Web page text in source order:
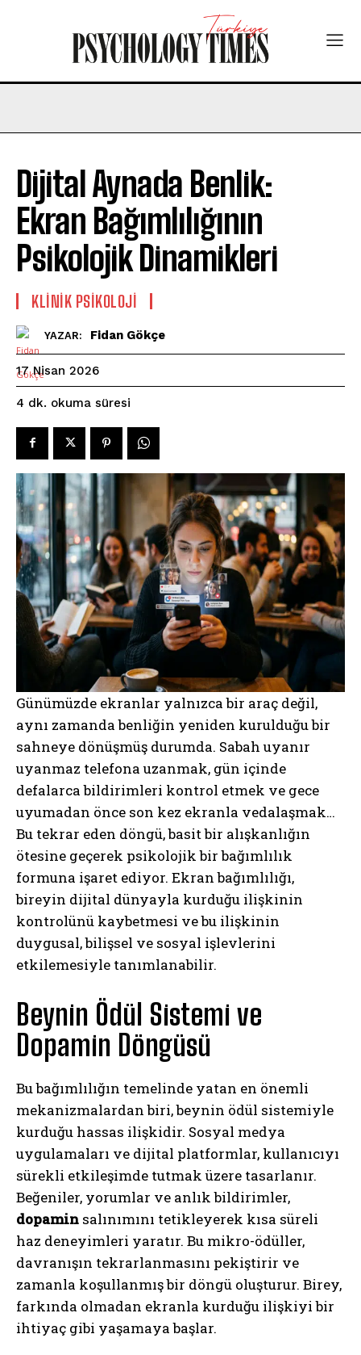
Dijital Aynada Benlik:
Ekran Bağımlılığının
Psikolojik Dinamikleri
KLINIK PSIKOLOJI
YAZAR: Fidan Gökçe
17 Nisan 2026
4 dk. okuma süresi
Günümüzde ekranlar yalnızca bir araç değil,
aynı zamanda benliğin yeniden kurulduğu bir
sahneye dönüşmüş durumda. Sabah uyanır
uyanmaz telefona uzanmak, gün içinde
defalarca bildirimleri kontrol etmek ve gece
uyumadan önce son kez ekranla vedalaşmak…
Bu tekrar eden döngü, basit bir alışkanlığın
ötesine geçerek psikolojik bir bağımlılık
formuna işaret ediyor. Ekran bağımlılığı,
bireyin dijital dünyayla kurduğu ilişkinin
kontrolünü kaybetmesi ve bu ilişkinin
duygusal, bilişsel ve sosyal işlevlerini
etkilemesiyle tanımlanabilir.
Beynin Ödül Sistemi ve
Dopamin Döngüsü
Bu bağımlılığın temelinde yatan en önemli
mekanizmalardan biri, beynin ödül sistemiyle
kurduğu hassas ilişkidir. Sosyal medya
uygulamaları ve dijital platformlar, kullanıcıyı
sürekli etkileşimde tutmak üzere tasarlanır.
Beğeniler, yorumlar ve anlık bildirimler,
dopamin salınımını tetikleyerek kısa süreli
haz deneyimleri yaratır. Bu mikro-ödüller,
davranışın tekrarlanmasını pekiştirir ve
zamanla koşullanmış bir döngü oluşturur. Birey,
farkında olmadan ekranla kurduğu ilişkiyi bir
ihtiyaç gibi yaşamaya başlar.